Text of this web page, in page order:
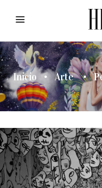
Inicio • Arte •